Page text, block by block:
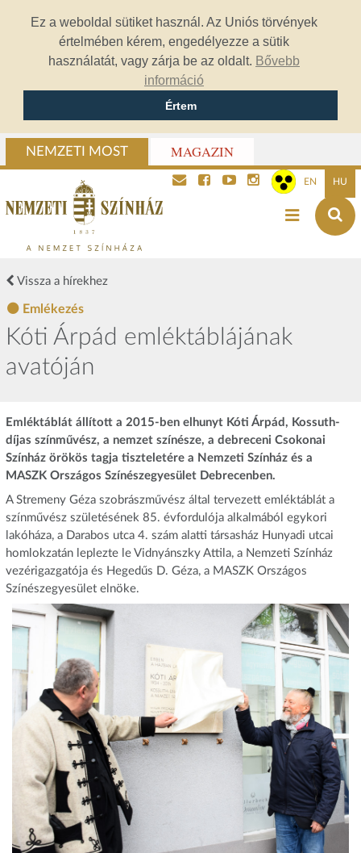
Ez a weboldal sütiket használ. Az Uniós törvények
értelmében kérem, engedélyezze a sütik
használatát, vagy zárja be az oldalt. Bővebb
információ
Értem
NEMZETI MOST MAGAZIN
EN HU
Vissza a hírekhez
Emlékezés
Kóti Árpád emléktáblájának
avatóján
Emléktáblát állított a 2015-ben elhunyt Kóti Árpád, Kossuth-
díjas színművész, a nemzet színésze, a debreceni Csokonai
Színház örökös tagja tiszteletére a Nemzeti Színház és a
MASZK Országos Színészegyesület Debrecenben.
A Stremeny Géza szobrászművész által tervezett emléktáblát a
színművész születésének 85. évfordulója alkalmából egykori
lakóháza, a Darabos utca 4. szám alatti társasház Hunyadi utcai
homlokzatán leplezte le Vidnyánszky Attila, a Nemzeti Színház
vezérigazgatója és Hegedűs D. Géza, a MASZK Országos
Színészegyesület elnöke.